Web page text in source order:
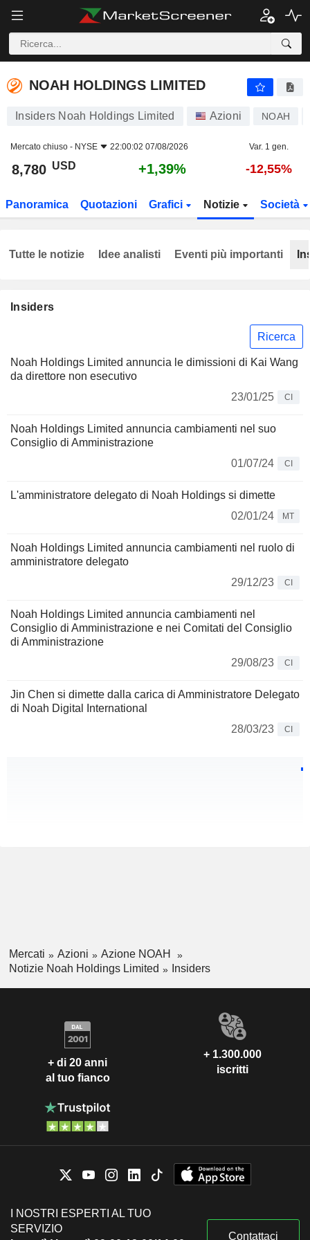
NOAH HOLDINGS LIMITED
NOAH HOLDINGS LIMITED
Insiders Noah Holdings Limited Azioni NOAH
Mercato chiuso - NYSE 22:00:02 07/08/2026 Var. 1 gen.
8,780 USD +1,39% -12,55%
Panoramica Quotazioni Grafici Notizie Società
Insiders
Ricerca
Noah Holdings Limited annuncia le dimissioni di Kai Wang
da direttore non esecutivo
23/01/25
CI
Noah Holdings Limited annuncia cambiamenti nel suo
Consiglio di Amministrazione
01/07/24
CI
L'amministratore delegato di Noah Holdings si dimette
02/01/24
MT
Noah Holdings Limited annuncia cambiamenti nel ruolo di
amministratore delegato
29/12/23
CI
Noah Holdings Limited annuncia cambiamenti nel
Consiglio di Amministrazione e nei Comitati del Consiglio
di Amministrazione
29/08/23
CI
Jin Chen si dimette dalla carica di Amministratore Delegato
di Noah Digital International
28/03/23
CI
Tutte le notizie Idee analisti Eventi più importanti
Mercati Azioni
Azione NOAH
Notizie Noah Holdings Limited
Insiders
+ di 20 anni
al tuo fianco
+ 1.300.000
iscritti
I NOSTRI ESPERTI AL TUO
SERVIZIO
Contattaci